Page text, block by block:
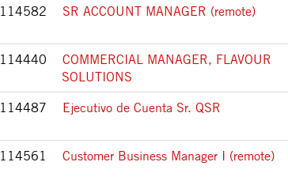
114582
SR ACCOUNT MANAGER (remote)
114440
COMMERCIAL MANAGER, FLAVOUR
SOLUTIONS
114487
Ejecutivo de Cuenta Sr. QSR
114561
Customer Business Manager I (remote)